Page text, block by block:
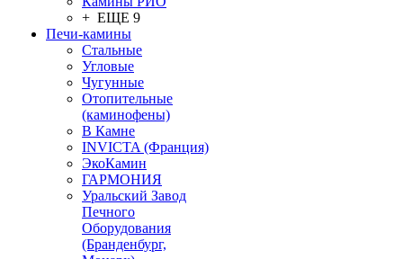
+ ЕЩЕ 9
Печи-камины
Стальные
Угловые
Чугунные
Отопительные
(каминофены)
В Камне
INVICTA (Франция)
ЭкоКамин
ГАРМОНИЯ
Уральский Завод
Печного
Оборудования
(Бранденбург,